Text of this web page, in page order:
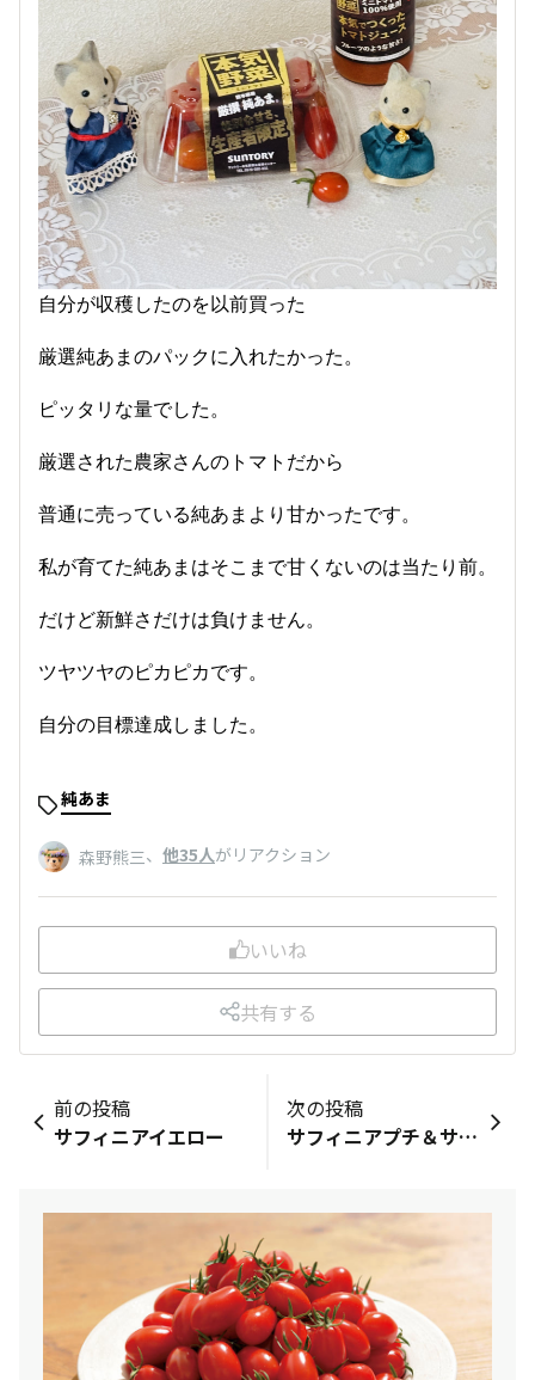
自分が収穫したのを以前買った
厳選純あまのパックに入れたかった。
ピッタリな量でした。
厳選された農家さんのトマトだから
普通に売っている純あまより甘かったです。
私が育てた純あまはそこまで甘くないのは当たり前。
だけど新鮮さだけは負けません。
ツヤツヤのピカピカです。
自分の目標達成しました。
純あま
森野熊三、 他35人がリアクション
いいね
共有する
前の投稿
サフィニアイエロー
次の投稿
サフィニアプチ＆サフィニアアート